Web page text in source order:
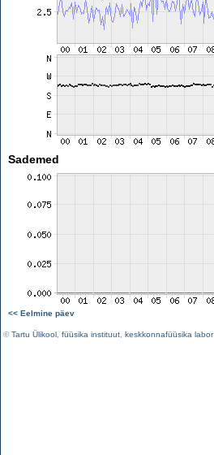
Sademed
<< Eelmine päev
©Tartu Ülikool füüsika instituut keskkonnafüüsika labor